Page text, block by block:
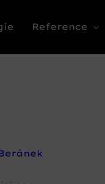
Reference